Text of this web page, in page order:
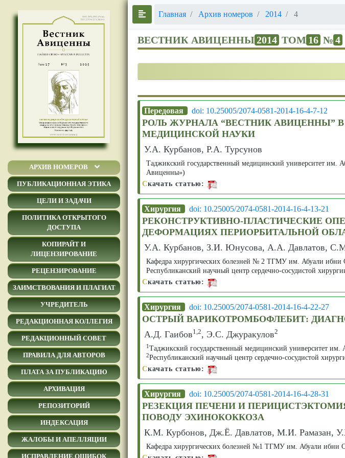
АРХИВ НОМЕРОВ
ПУБЛИКАЦИОННАЯ ЭТИКА
ЦЕЛИ И ЗАДАЧИ
ПОЛИТИКА ОТКРЫТОГО
ДОСТУПА
КОПИРАЙТ И
ЛИЦЕНЗИРОВАНИЕ
РЕЦЕНЗИРОВАНИЕ
ЗАИМСТВОВАНИЯ И ПЛАГИАТ
УЧРЕДИТЕЛЬ
РЕДАКЦИОННАЯ КОЛЛЕГИЯ
РЕДАКЦИОННЫЙ СОВЕТ
ПРАВИЛА ДЛЯ АВТОРОВ
ПЛАТА ЗА ПУБЛИКАЦИЮ
АРХИВАЦИЯ
РЕПОЗИТОРИЙ
ИНДЕКСАЦИЯ
ЖАЛОБЫ И АПЕЛЛЯЦИИ
ИСПРАВЛЕНИЕ ОШИБОК
Главная Архив номеров 2014 4
ВЕСТНИК АВИЦЕННЫ2014 ТОМ 16 № 4
Передовая doi: 10.25005/2074-0581-2014-16-4-7-12
РОЛЬ ЖУРНАЛА “ВЕСТНИК АВИЦЕННЫ”
МЕДИЦИНСКОЙ НАУКИ
У.А. Курбанов, Р.А. Турсунов
Таджикский государственный медицинский университет
Авиценны»)
Скачать статью:
Хирургия doi: 10.25005/2074-0581-2014-16-4-13-21
РЕКОНСТРУКТИВНО-ПЛАСТИЧЕСКИЕ
ДЕФОРМАЦИЯХ ПЕРИОРБИТАЛЬНОЙ
У.А. Курбанов, З.И. Юнусова, А.А. Давлатов,
Кафедра хирургических болезней № 2 ТГМУ им. Абуали ибни
Республиканский научный центр сердечно-сосудистой
Скачать статью:
Хирургия doi: 10.25005/2074-0581-2014-16-4-22-27
ОСТРЫЙ ВАРИКОТРОМБОФЛЕБИТ:
А.Д. Гаибов1,2, Э.С. Джуракулов2
1 Таджикский государственный медицинский университет
2Республиканский научный центр сердечно-сосудистой
Скачать статью:
Хирургия doi: 10.25005/2074-0581-2014-16-4-28-31
РЕЗЕКЦИЯ ПЕЧЕНИ И
ПОВОДУ ЭХИНОКОККОЗА
К.М. Курбонов, Дж.Ё. Давлатов, М.И. Рамазан,
Кафедра хирургических болезней №1 ТГМУ им. Абуали ибни